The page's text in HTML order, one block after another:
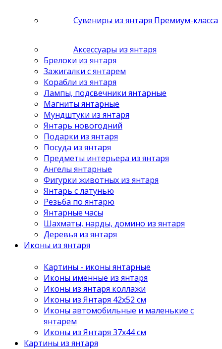
Сувениры из янтаря Премиум-класса
Аксессуары из янтаря
Брелоки из янтаря
Зажигалки с янтарем
Корабли из янтаря
Лампы, подсвечники янтарные
Магниты янтарные
Мундштуки из янтаря
Янтарь новогодний
Подарки из янтаря
Посуда из янтаря
Предметы интерьера из янтаря
Ангелы янтарные
Фигурки животных из янтаря
Янтарь с латунью
Резьба по янтарю
Янтарные часы
Шахматы, нарды, домино из янтаря
Деревья из янтаря
Иконы из янтаря
Картины - иконы янтарные
Иконы именные из янтаря
Иконы из янтаря коллажи
Иконы из Янтаря 42х52 см
Иконы автомобильные и маленькие с
янтарем
Иконы из Янтаря 37х44 см
Картины из янтаря